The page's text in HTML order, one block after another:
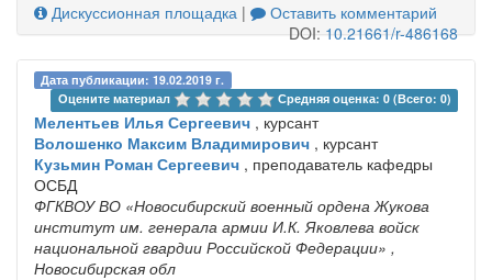
Дискуссионная площадка |
Оставить комментарий
DOI:10.21661/r-486168
Дата публикации: 19.02.2019 г.
Оцените материал
Средняя оценка: 0 (Всего: 0)
Мелентьев Илья Сергеевич , курсант
Волошенко Максим Владимирович , курсант
Кузьмин Роман Сергеевич , преподаватель кафедры
ОСБД
ФГКВОУ ВО «Новосибирский военный ордена Жукова
институт им. генерала армии И.К. Яковлева войск
национальной гвардии Российской Федерации» ,
Новосибирская обл